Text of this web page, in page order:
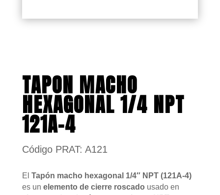
TAPON MACHO
HEXAGONAL 1/4 NPT
121A-4
Código PRAT: A121
El Tapón macho hexagonal 1/4″ NPT (121A-4)
es un elemento de cierre roscado usado en